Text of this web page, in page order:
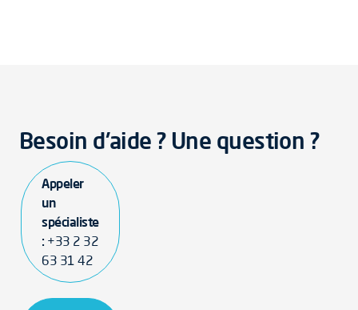
Besoin d'aide ? Une question ?
Appeler
un
spécialiste
: +33 2 32
63 31 42